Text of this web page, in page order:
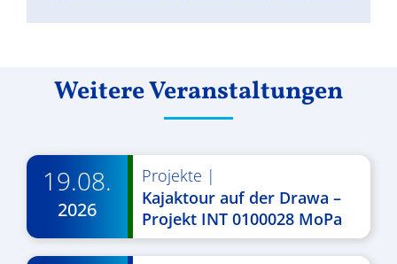
Weitere Veranstaltungen
19.08.
2026
Projekte |
Kajaktour auf der Drawa –
Projekt INT 0100028 MoPa